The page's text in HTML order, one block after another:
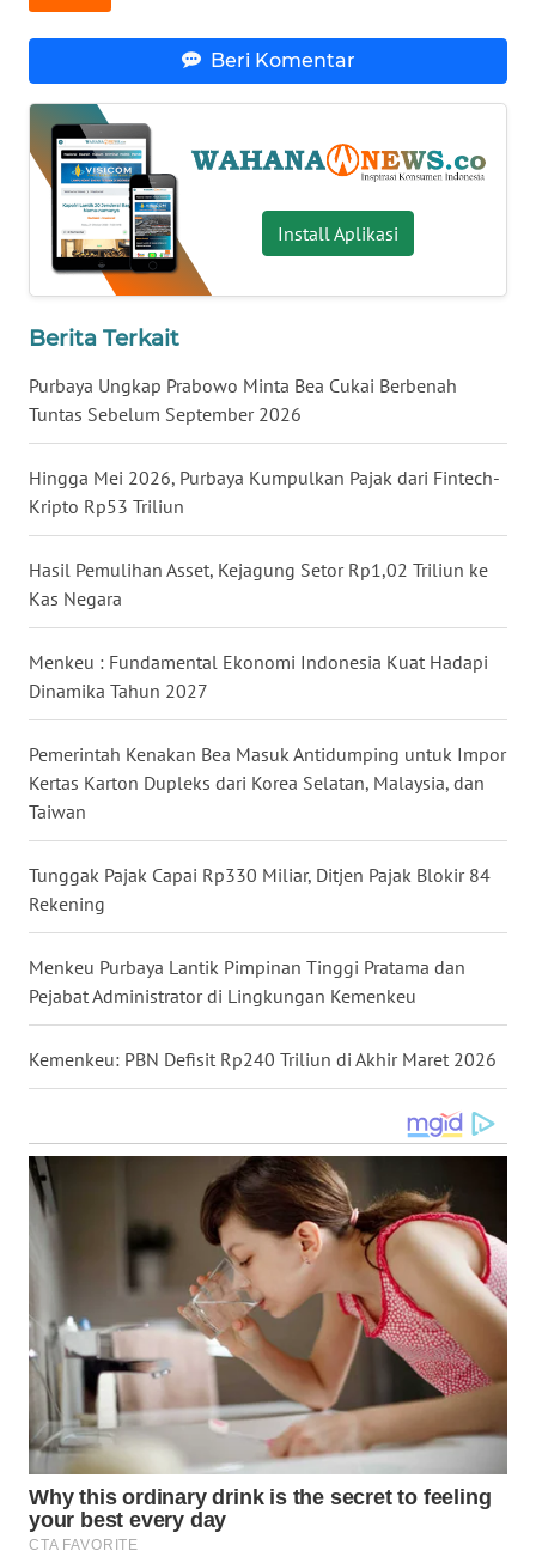
Beri Komentar
Install Aplikasi
Berita Terkait
Purbaya Ungkap Prabowo Minta Bea Cukai Berbenah
Tuntas Sebelum September 2026
Hingga Mei 2026, Purbaya Kumpulkan Pajak dari Fintech-
Kripto Rp53 Triliun
Hasil Pemulihan Asset, Kejagung Setor Rp1,02 Triliun ke
Kas Negara
Menkeu : Fundamental Ekonomi Indonesia Kuat Hadapi
Dinamika Tahun 2027
Pemerintah Kenakan Bea Masuk Antidumping untuk Impor
Kertas Karton Dupleks dari Korea Selatan, Malaysia, dan
Taiwan
Tunggak Pajak Capai Rp330 Miliar, Ditjen Pajak Blokir 84
Rekening
Menkeu Purbaya Lantik Pimpinan Tinggi Pratama dan
Pejabat Administrator di Lingkungan Kemenkeu
Kemenkeu: PBN Defisit Rp240 Triliun di Akhir Maret 2026
WN
WN
SUMBAR
WN
SUMSEL
WN
BENGKULU
WN
LAMPUNG
WN
JATENG
WN
NUSANTARA
WN
JOGJA
WN
JATIM
WN
KALSEL
WN
SULSEL
WN
GORONTALO
WN